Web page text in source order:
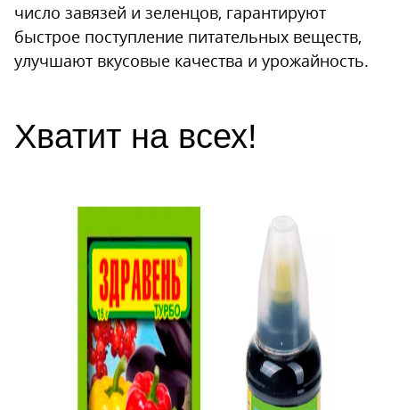
число завязей и зеленцов, гарантируют
быстрое поступление питательных веществ,
улучшают вкусовые качества и урожайность.
Хватит на всех!